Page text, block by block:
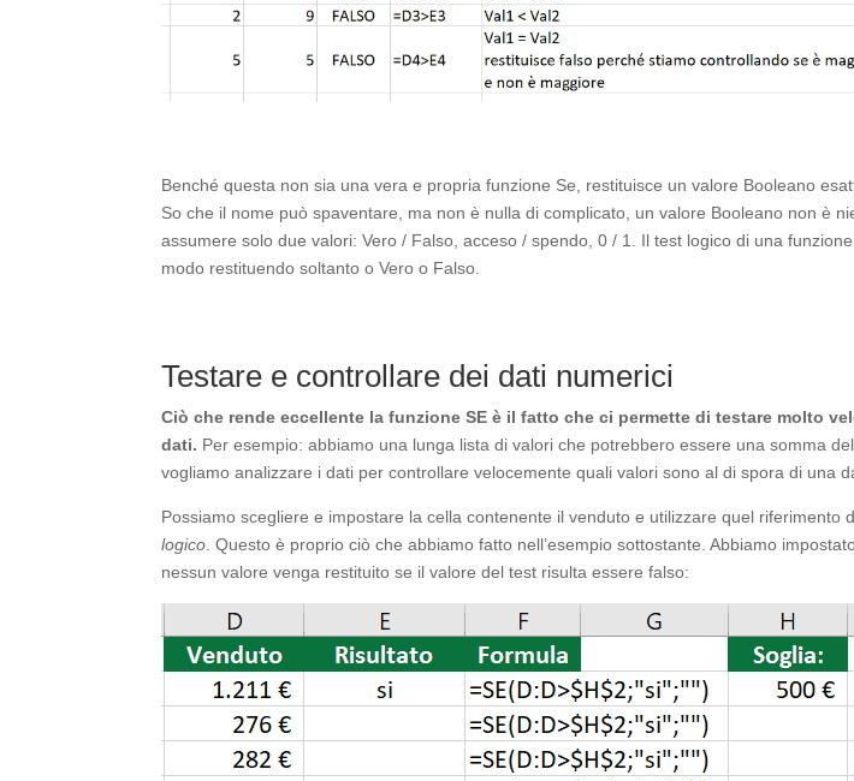
Benché questa non sia una vera e propria funzione Se, restituisce un valore Booleano
So che il nome può spaventare, ma non è nulla di complicato, un valore Booleano non è
assumere solo due valori: Vero / Falso, acceso / spendo, 0 / 1. Il test logico di una
modo restituendo soltanto o Vero o Falso.
Testare e controllare dei dati numerici
Ciò che rende eccellente la funzione SE è il fatto che ci permette di testare molto
dati. Per esempio: abbiamo una lunga lista di valori che potrebbero essere una somma
vogliamo analizzare i dati per controllare velocemente quali valori sono al di spora di una
Possiamo scegliere e impostare la cella contenente il venduto e utilizzare quel riferimento
logico . Questo è proprio ciò che abbiamo fatto nell’esempio sottostante. Abbiamo
nessun valore venga restituito se il valore del test risulta essere falso: